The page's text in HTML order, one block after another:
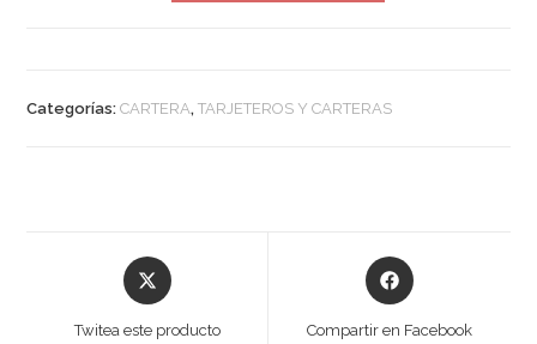
Categorías:CARTERA,TARJETEROS Y CARTERAS
Twitea este producto Compartir en Facebook